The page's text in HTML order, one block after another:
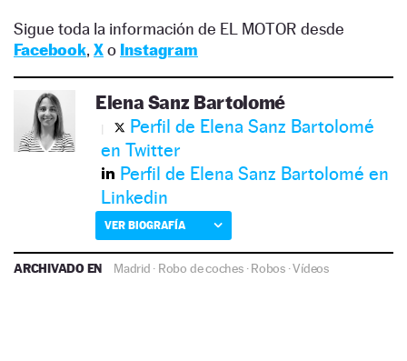
Sigue toda la información de EL MOTOR desde
Facebook, Xo Instagram
Elena Sanz Bartolomé
Perfil de Elena Sanz Bartolomé
en Twitter
Perfil de Elena Sanz Bartolomé en
Linkedin
VER BIOGRAFÍA
ARCHIVADO EN Madrid · Robo de coches·Robos·Vídeos